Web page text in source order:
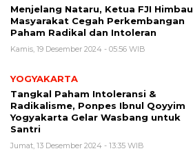
Menjelang Nataru, Ketua FJI Himbau
Masyarakat Cegah Perkembangan
Paham Radikal dan Intoleran
Kamis, 19 Desember 2024 - 05:56 WIB
YOGYAKARTA
Tangkal Paham Intoleransi &
Radikalisme, Ponpes Ibnul Qoyyim
Yogyakarta Gelar Wasbang untuk
Santri
Jumat, 13 Desember 2024 - 13:35 WIB